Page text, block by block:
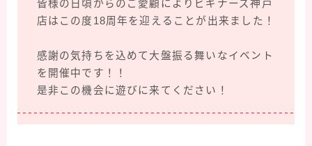
皆様の日頃からのご愛顧によりビギナーズ神戸
店はこの度18周年を迎えることが出来ました！
感謝の気持ちを込めて大盤振る舞いなイベント
を開催中です！！
是非この機会に遊びに来てください！